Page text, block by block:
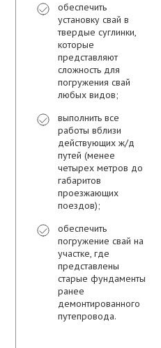
обеспечить
установку свай в
твердые суглинки,
которые
представляют
сложность для
погружения свай
любых видов;
выполнить все
работы вблизи
действующих ж/д
путей (менее
четырех метров до
габаритов
проезжающих
поездов);
обеспечить
погружение свай на
участке, где
представлены
старые фундаменты
ранее
демонтированного
путепровода.